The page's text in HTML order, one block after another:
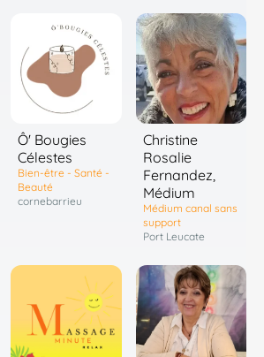
Ô' Bougies
Célestes
Bien-être - Santé -
Beauté
cornebarrieu
Christine
Rosalie
Fernandez,
Médium
Médium canal sans
support
Port Leucate